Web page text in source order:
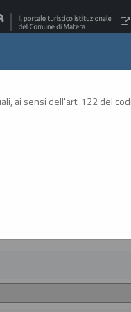
ai sensi dell'art. 122 del